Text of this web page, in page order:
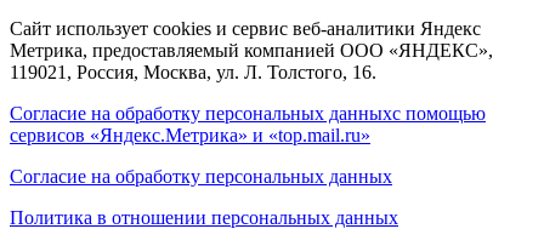
Сайт использует cookies и сервис веб-аналитики Яндекс
Метрика, предоставляемый компанией ООО «ЯНДЕКС»,
119021, Россия, Москва, ул. Л. Толстого, 16.
Согласие на обработку персональных данныхс помощью
сервисов «Яндекс.Метрика» и «top.mail.ru»
Согласие на обработку персональных данных
Политика в отношении персональных данных